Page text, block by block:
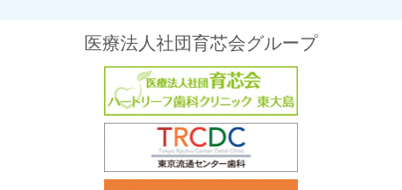
医療法人社団育芯会グループ